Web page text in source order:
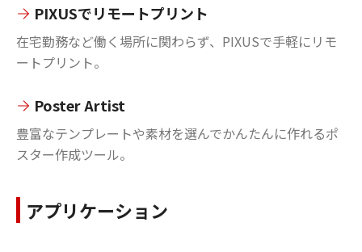
PIXUSでリモートプリント
在宅勤務など働く場所に関わらず、PIXUSで手軽にリモ
ートプリント。
Poster Artist
豊富なテンプレートや素材を選んでかんたんに作れるポ
スター作成ツール。
アプリケーション